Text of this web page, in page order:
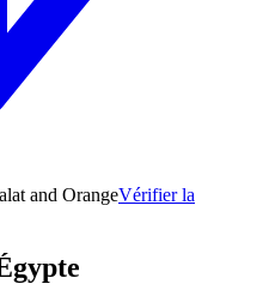
and OrangeVérifier la